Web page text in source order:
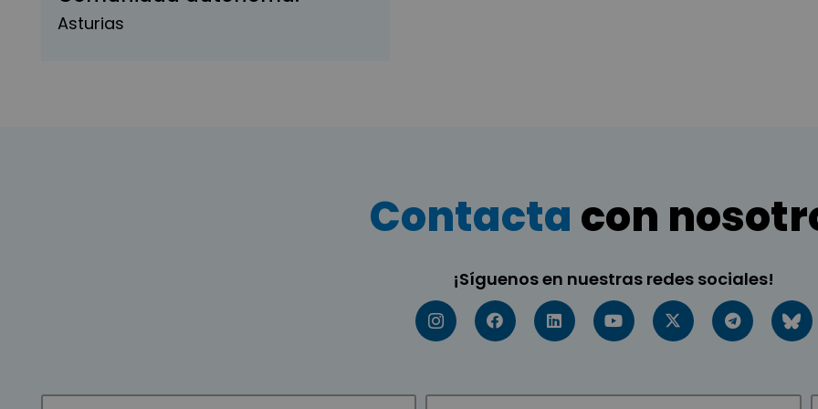
Asturias
Contacta con
¡Síguenos en nuestras redes sociales!